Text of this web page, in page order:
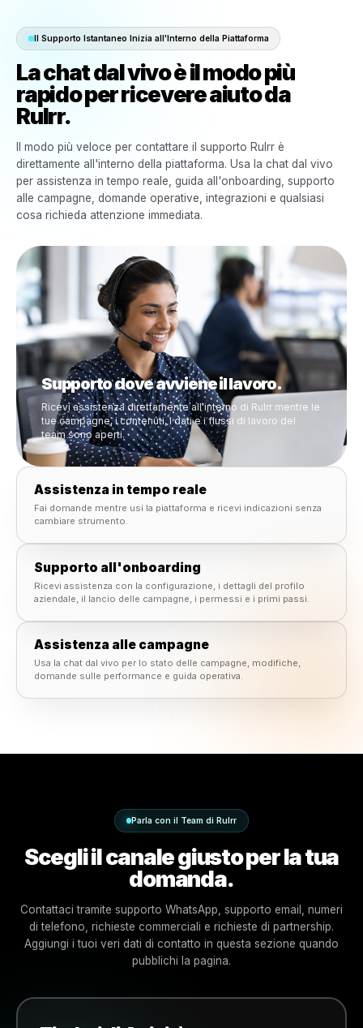
Guida alle campagne
Supporto per la configurazione, lo stato, le
modifiche e i passi successivi delle campagne.
La chat dal vivo è il modo più
rapido per ricevere aiuto da
Rulrr.
Il modo più veloce per contattare il supporto Rulrr è
direttamente all'interno della piattaforma. Usa la chat
per assistenza in tempo reale, guida all'onboarding,
alle campagne, domande operative, integrazioni e
cosa richieda attenzione immediata.
Ricevi assistenza direttamente all'interno di Rulrr
tue campagne, i contenuti, i dati e i flussi di lavoro del
Assistenza in tempo reale
Supporto all'onboarding
Ricevi assistenza con la configurazione, i dettagli del profilo
aziendale, il lancio delle campagne, i permessi e i primi
Assistenza alle campagne
Usa la chat dal vivo per lo stato delle campagne, modifiche,